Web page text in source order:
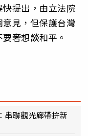
提出，由立法院
見，但保護台灣
奢想談和平。
聯觀光廊帶拚新